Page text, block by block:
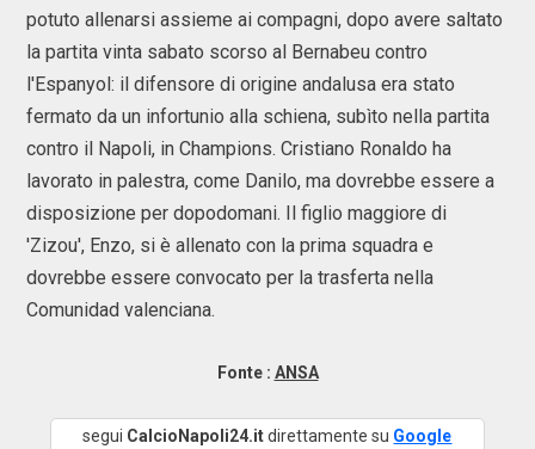
potuto allenarsi assieme ai compagni, dopo avere saltato
la partita vinta sabato scorso al Bernabeu contro
l'Espanyol: il difensore di origine andalusa era stato
fermato da un infortunio alla schiena, subìto nella partita
contro il Napoli, in Champions. Cristiano Ronaldo ha
lavorato in palestra, come Danilo, ma dovrebbe essere a
disposizione per dopodomani. Il figlio maggiore di
'Zizou', Enzo, si è allenato con la prima squadra e
dovrebbe essere convocato per la trasferta nella
Comunidad valenciana.
Fonte : ANSA
segui CalcioNapoli24.itdirettamente su Google